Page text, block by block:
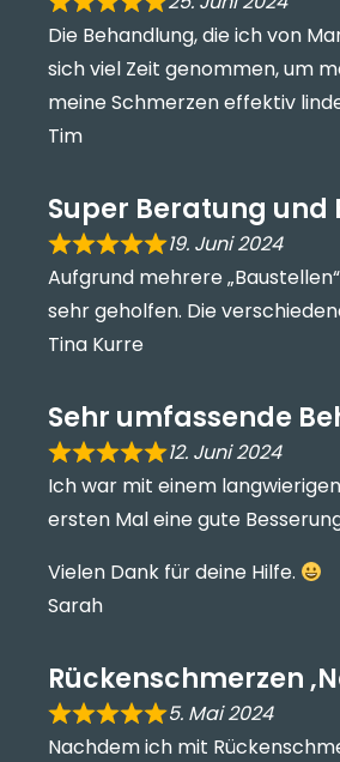
Die Behandlung, die ich von
sich viel Zeit genommen, um
meine Schmerzen effektiv
Tim
Super Beratung und
19. Juni 2024
Aufgrund mehrere
sehr geholfen. Die
Tina Kurre
Sehr umfassende
12. Juni 2024
Ich war mit einem
ersten Mal eine gute
Vielen Dank für deine Hilfe.
Sarah
Rückenschmerzen
5. Mai 2024
Nachdem ich mit